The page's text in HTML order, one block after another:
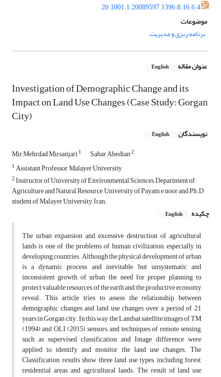
20.1001.1.20089597.1396.8.16.6.4
موضوعات
برنامه ربزی و مدیریت
عنوان مقاله English
Investigation of Demographic Change and its
Impact on Land Use Changes (Case Study: Gorgan
City)
نویسندگان English
Mir Mehrdad Mirsanjari1 Sahar Abedian2
1Assistant Professor, Malayer University
2Instructor of University of Environmental Sciences, Department of
Agriculture and Natural Resource, University of Payam e noor and Ph.D
student of Malayer University, Iran.
چکیده
English
The urban expansion and excessive destruction of agricultural
lands is one of the problems of human civilization, especially in
developing countries. Although the physical development of urban
is a dynamic process and inevitable, but unsystematic and
inconsistent growth of urban, the need for proper planning to
protect valuable resources of the earth and the productive economy
reveal. This article tries to assess the relationship between
demographic changes and land use changes over a period of 21
years in Gorgan city. In this way, the Landsat satellite images of TM
(1994) and OLI (2015) sensors; and techniques of remote sensing,
such as supervised classification and Image difference were
applied to identify and monitor the land use changes. The
Classification results show three land use types, including forest,
residential areas, and agricultural lands. The result of land use